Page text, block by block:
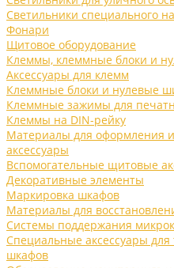
Светильники специального
Фонари
Щитовое оборудование
Клеммы, клеммные блоки и
Аксессуары для клемм
Клеммные блоки и нулевые
Клеммные зажимы для
Клеммы на DIN-рейку
Материалы для оформления
аксессуары
Вспомогательные щитовые
Декоративные элементы
Маркировка шкафов
Материалы для
Системы поддержания
Специальные аксессуары
шкафов